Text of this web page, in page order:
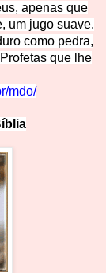
apenas que
um jugo suave.
como pedra,
que lhe
mdo/